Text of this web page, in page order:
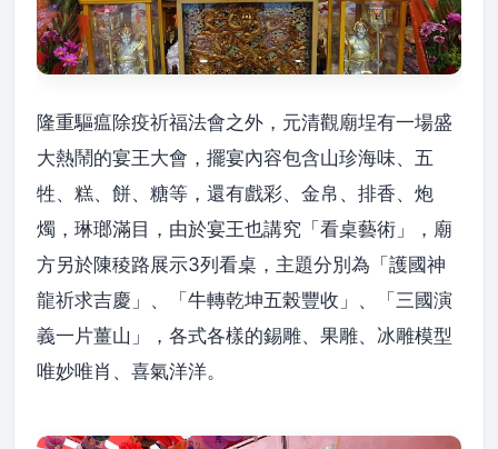
隆重驅瘟除疫祈福法會之外，元清觀廟埕有一場盛
大熱鬧的宴王大會，擺宴內容包含山珍海味、五
牲、糕、餅、糖等，還有戲彩、金帛、排香、炮
燭，琳瑯滿目，由於宴王也講究「看桌藝術」，廟
方另於陳稜路展示3列看桌，主題分別為「護國神
龍祈求吉慶」、「牛轉乾坤五榖豐收」、「三國演
義一片薑山」，各式各樣的錫雕、果雕、冰雕模型
唯妙唯肖、喜氣洋洋。